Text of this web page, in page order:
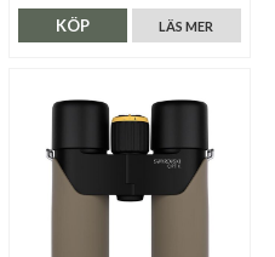
LÄS MER
KÖP